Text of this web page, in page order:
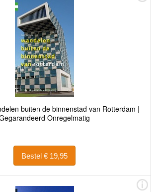
buiten de binnenstad van Rotterdam |
Onregelmatig
Bestel € 19,95